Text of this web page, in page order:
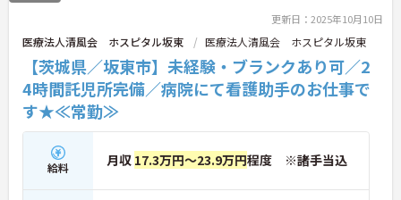
更新日：2025年10月10日
医療法人清風会 ホスピタル坂東 医療法人清風会 ホスピタル坂東
【茨城県／坂東市】未経験・ブランクあり可／2
4時間託児所完備／病院にて看護助手のお仕事で
す★≪常勤≫
給料 月収 17.3万円～23.9万円程度 ※諸手当込